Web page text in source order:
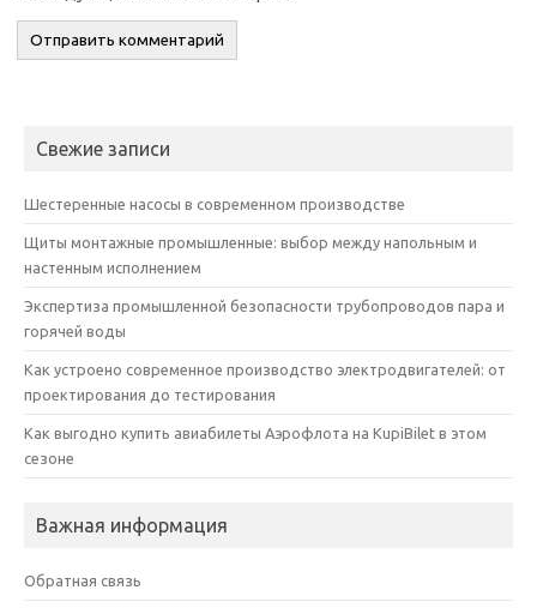
Свежие записи
Шестеренные насосы в современном производстве
Щиты монтажные промышленные: выбор между напольным и
настенным исполнением
Экспертиза промышленной безопасности трубопроводов пара и
горячей воды
Как устроено современное производство электродвигателей: от
проектирования до тестирования
Как выгодно купить авиабилеты Аэрофлота на KupiBilet в этом
сезоне
Важная информация
Обратная связь